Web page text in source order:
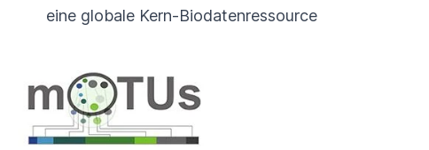
eine globale Kern-Biodatenressource